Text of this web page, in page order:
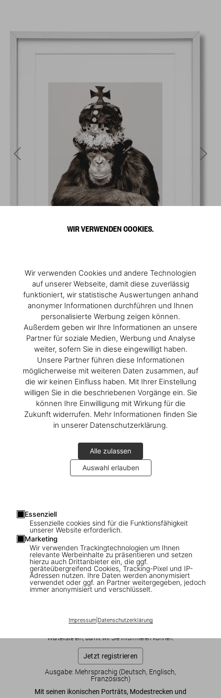
WIR VERWENDEN COOKIES.
Wir verwenden Cookies und andere Technologien
auf unserer Webseite, damit diese zuverlässig
funktioniert, wir statistische Auswertungen anhand
anonymer Informationen durchführen und Ihnen
personalisierte Werbung zeigen können.
Außerdem geben wir Ihre Informationen an unsere
Partner für soziale Medien, Werbung und Analyse
weiter, sofern Sie in diese eingewilligt haben.
Unsere Partner führen diese Informationen
möglicherweise mit weiteren Daten zusammen, auf
die wir keinen Einfluss haben. Mit Ihrer Einstellung
willigen Sie in die beschriebenen Vorgänge ein. Sie
können Ihre Einwilligung mit Wirkung für die
Zukunft widerrufen. Mehr Informationen finden Sie
in unserer Datenschutzerklärung.
Alle zulassen
Auswahl erlauben
Essenziell
Essenzielle cookies sind für die Funktionsfähigkeit
unserer Website erforderlich.
Marketing
Wir verwenden Trackingtechnologien um Ihnen
relevante Werbeinhalte zu präsentieren und setzen
hierzu auch Drittanbieter ein, die ggf.
geräteübergreifend Cookies, Tracking-Pixel und IP-
Adressen nutzen. Ihre Daten werden anonymisiert
verwendet oder ggf. an Partner weitergegeben, jedoch
immer anonymisiert und verschlüsselt.
Impressum| Datenschutzerklärung
1 /24
SOLD OUT BABY SUMO
Albert Watson. Kaos. Art Edition No. 51–
100 ‘King Casey, New York City, 1992’
Diese Ausgabe ist ausverkauft. Gelegentlich werden jedoch
Warteliste ein, damit wir Sie informieren können.
Jetzt registrieren
Ausgabe: Mehrsprachig (Deutsch, Englisch,
Französisch)
Mit seinen ikonischen Porträts, Modestrecken und